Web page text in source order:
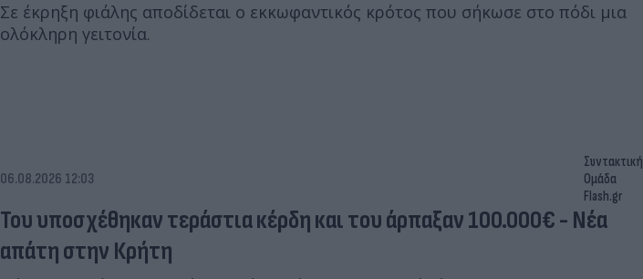
Σε έκρηξη φιάλης αποδίδεται ο εκκωφαντικός κρότος που σήκωσε στο πόδι μια
ολόκληρη γειτονία.
06.08.2026 12:03
Συντακτική
Ομάδα
Flash.gr
Του υποσχέθηκαν τεράστια κέρδη και του άρπαξαν 100.000€ - Νέα
απάτη στην Κρήτη